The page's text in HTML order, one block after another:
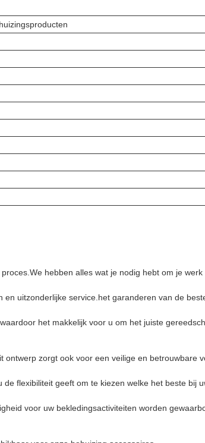
hebben alles wat je nodig hebt om je werk
uitzonderlijke service.het garanderen van de
het makkelijk voor u om het juiste
zorgt ook voor een veilige en betrouwbare
flexibiliteit geeft om te kiezen welke het beste bij
voor uw bekledingsactiviteiten worden